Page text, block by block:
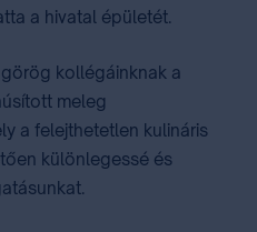
a hivatal épületét.
kollégáinknak a
meleg
a felejthetetlen kulináris
különlegessé és